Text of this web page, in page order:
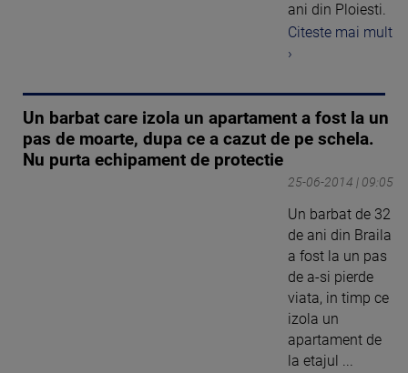
ani din Ploiesti.
Citeste mai mult
›
Un barbat care izola un apartament a fost la un
pas de moarte, dupa ce a cazut de pe schela.
Nu purta echipament de protectie
25-06-2014 | 09:05
Un barbat de 32
de ani din Braila
a fost la un pas
de a-si pierde
viata, in timp ce
izola un
apartament de
la etajul ...